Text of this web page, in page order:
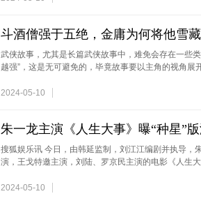
斗酒僧强于五绝，金庸为何将他雪
武侠故事，尤其是长篇武侠故事中，难免会存在一些
越强”，这是无可避免的，毕竟故事要以主角的视角展
2024-05-10
朱一龙主演《人生大事》曝“种星”
搜狐娱乐讯 今日，由韩延监制，刘江江编剧并执导，
演，王戈特邀主演，刘陆、罗京民主演的电影《人生
2024-05-10